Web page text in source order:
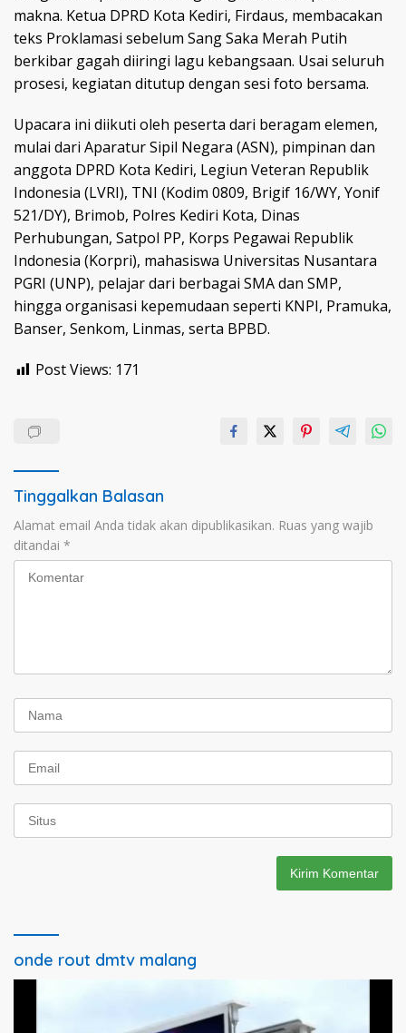
makna. Ketua DPRD Kota Kediri, Firdaus, membacakan
teks Proklamasi sebelum Sang Saka Merah Putih
berkibar gagah diiringi lagu kebangsaan. Usai seluruh
prosesi, kegiatan ditutup dengan sesi foto bersama.
Upacara ini diikuti oleh peserta dari beragam elemen,
mulai dari Aparatur Sipil Negara (ASN), pimpinan dan
anggota DPRD Kota Kediri, Legiun Veteran Republik
Indonesia (LVRI), TNI (Kodim 0809, Brigif 16/WY, Yonif
521/DY), Brimob, Polres Kediri Kota, Dinas
Perhubungan, Satpol PP, Korps Pegawai Republik
Indonesia (Korpri), mahasiswa Universitas Nusantara
PGRI (UNP), pelajar dari berbagai SMA dan SMP,
hingga organisasi kepemudaan seperti KNPI, Pramuka,
Banser, Senkom, Linmas, serta BPBD.
Post Views: 171
Tinggalkan Balasan
Alamat email Anda tidak akan dipublikasikan. Ruas yang wajib
ditandai *
onde rout dmtv malang